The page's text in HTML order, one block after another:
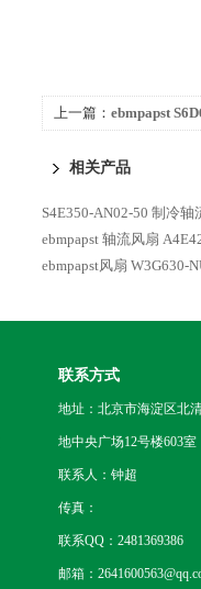
上一篇： ebmpapst
相关产品
S4E350-AN02-50 制冷轴
ebmpapst 轴流风扇
ebmpapst风扇 W3G630-
联系方式
地址：北京市海淀区北
地中央广场12号楼603室
联系人：钟超
传真：
联系QQ：2481369386
邮箱：